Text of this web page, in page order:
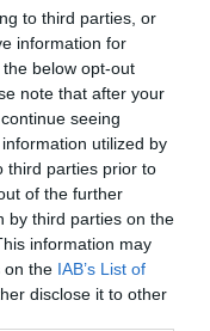
to third parties, or
information for
below opt-out
note that after your
seeing
utilized by
third parties prior to
of the further
by third parties on the
information may
on the IAB’s List of
disclose it to other
Blue Light
Flicker
Borderless
Kolorów 8-
Ease
czerń i srebro
x 21.1 cm x 50.7